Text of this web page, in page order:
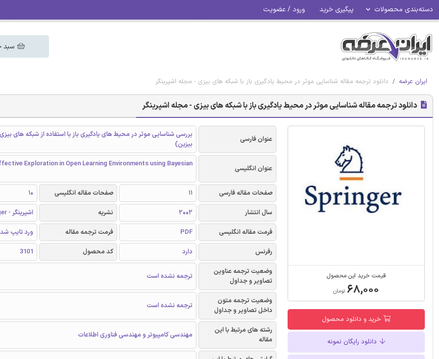
دسته‌بندی محصولات پیگیری خرید ورود / عضویت
سبد
ایران عرضه دانلود ترجمه مقاله شناسایی موثر در محیط یادگیری باز با شبکه های بیزی - مجله اشپرینگر
دانلود ترجمه مقاله شناسایی موثر در محیط یادگیری باز با شبکه های بیزی - مجله اشپرینگر
قیمت خرید این محصول
۶۸,۰۰۰ تومان
خرید و دانلود محصول
دانلود رایگان نمونه
عنوان فارسی
بررسی شناسایی موثر در محیط های یادگیری باز با استفاده از شبکه های
بیزین)
عنوان انگلیسی Exploration in Open Learning Environments using Bayesian
صفحات مقاله فارسی 11 صفحات مقاله انگلیسی
10
سال انتشار
2002 نشریه
اشپرینگر - Springer
فرمت مقاله انگلیسی
PDF فرمت ترجمه مقاله
ورد تایپ
رفرنس
دارد کد محصول
3101
وضعیت ترجمه عناوین
تصاویر و جداول
ترجمه نشده است
وضعیت ترجمه متون
داخل تصاویر و جداول
ترجمه نشده است
رشته های مرتبط با این
مقاله
مهندسی کامپیوتر و مهندسی فناوری اطلاعات